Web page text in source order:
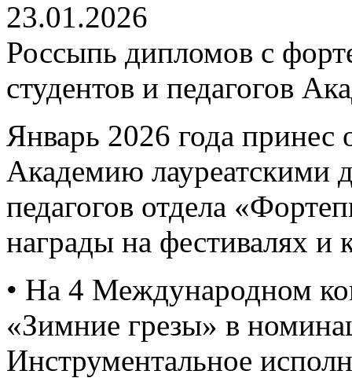
23.01.2026
Россыпь дипломов с
студентов и педагогов
Январь 2026 года принес
Академию лауреатскими
педагогов отдела
награды на фестивалях и
• На 4 Международном
«Зимние грезы» в
Инструментальное